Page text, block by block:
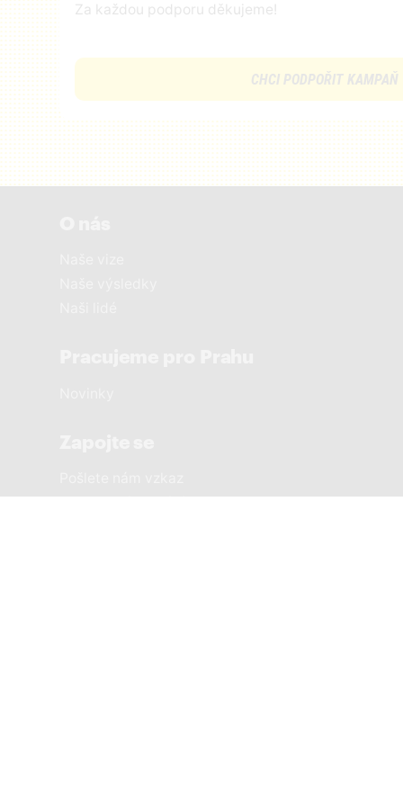
Za každou podporu děkujeme!
CHCI PODPOŘIT KAMPAŇ
Sousedská setkání